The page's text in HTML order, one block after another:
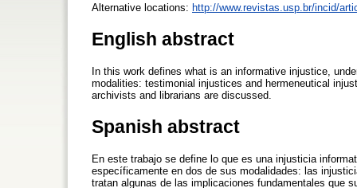
Alternative locations: http://www.revistas.usp.br/incid/
English abstract
In this work defines what is an informative injustice,
modalities: testimonial injustices and hermeneutical
archivists and librarians are discussed.
Spanish abstract
En este trabajo se define lo que es una injusticia
específicamente en dos de sus modalidades: las
tratan algunas de las implicaciones fundamentales que